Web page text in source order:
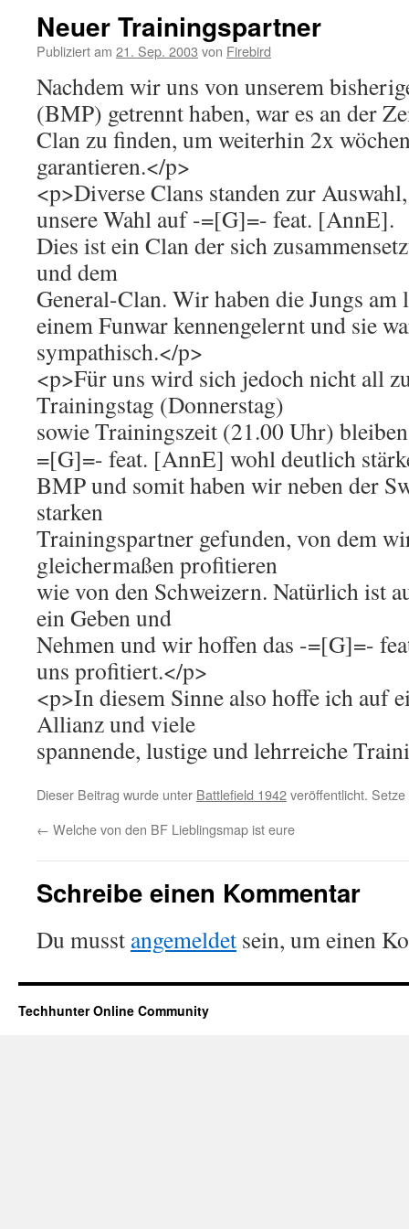
Neuer Trainingspartner
Publiziert am 21. Sep. 2003 von Firebird
Nachdem wir uns von unserem
(BMP) getrennt haben, war es an der
Clan zu finden, um weiterhin 2x
garantieren.</p>
<p>Diverse Clans standen zur
unsere Wahl auf -=[G]=- feat. [AnnE].
Dies ist ein Clan der sich
und dem
General-Clan. Wir haben die Jungs
einem Funwar kennengelernt und sie
sympathisch.</p>
<p>Für uns wird sich jedoch nicht all
Trainingstag (Donnerstag)
sowie Trainingszeit (21.00 Uhr)
=[G]=- feat. [AnnE] wohl deutlich
BMP und somit haben wir neben der
starken
Trainingspartner gefunden, von dem
gleichermaßen profitieren
wie von den Schweizern. Natürlich ist
ein Geben und
Nehmen und wir hoffen das -=[G]=-
uns profitiert.</p>
<p>In diesem Sinne also hoffe ich auf
Allianz und viele
spannende, lustige und lehrreiche
Dieser Beitrag wurde unter Battlefield 1942veröffentlicht.
← Welche von den BF Lieblingsmap ist eure
Schreibe einen Kommentar
Du musst angemeldet sein, um einen
Techhunter Online Community